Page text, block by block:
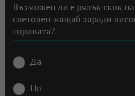
Възможен ли е рязък скок
световен мащаб заради
горивата?
Да
Не